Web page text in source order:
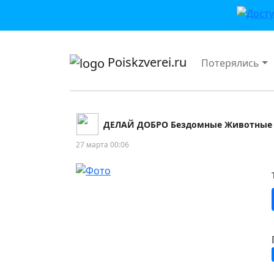
Poiskzverei.ru Потерялись
ДЕЛАЙ ДОБРО Бездомные Животные
27 марта 00:06